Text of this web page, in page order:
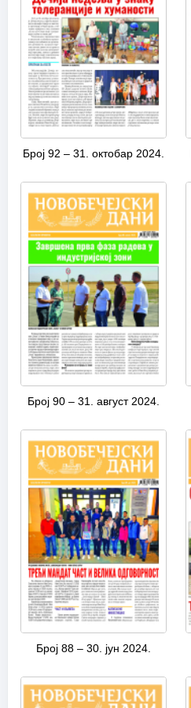
Број 92 – 31. октобар 2024.
Број 90 – 31. август 2024.
Број 88 – 30. јун 2024.